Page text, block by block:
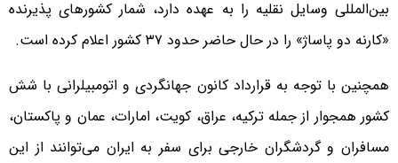
بین‌المللی وسایل نقلیه را به عهده دارد، شمار کشورهای پذیرنده
«کارنه دو پاساژ» را در حال حاضر حدود ۳۷ کشور اعلام کرده است.
همچنین با توجه به قرارداد کانون جهانگردی و اتومبیلرانی با شش
کشور همجوار از جمله ترکیه، عراق، کویت، امارات، عمان و پاکستان،
مسافران و گردشگران خارجی برای سفر به ایران می‌توانند از این